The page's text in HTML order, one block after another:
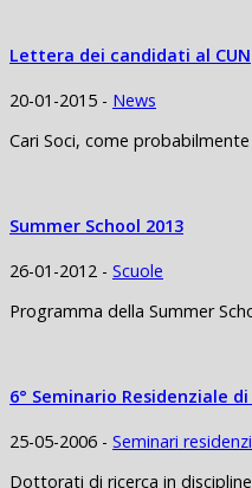
Lettera dei candidati al CUN
20-01-2015 - News
Cari Soci, come
Summer School 2013
26-01-2012 - Scuole
Programma della Summer
6° Seminario Residenziale
25-05-2006 - Seminari
Dottorati di ricerca in